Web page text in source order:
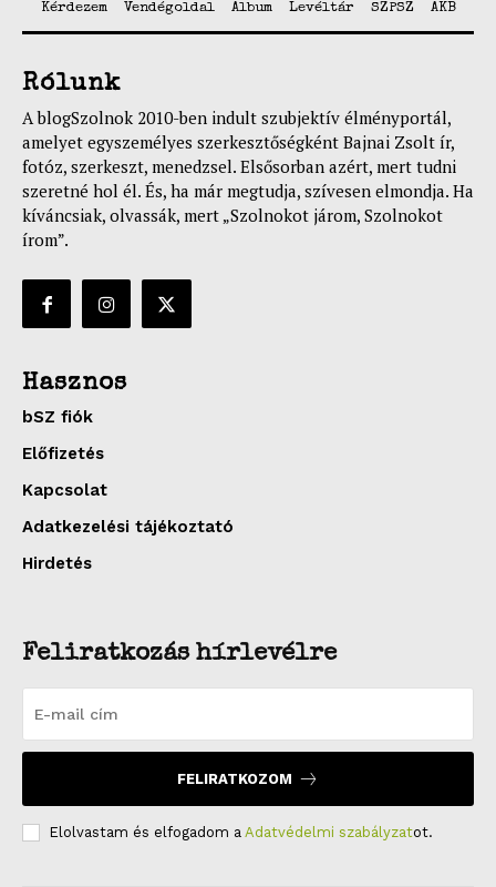
Kérdezem
Vendégoldal Album Levéltár SZPSZ AKB
Rólunk
A blogSzolnok 2010-ben indult szubjektív élményportál,
amelyet egyszemélyes szerkesztőségként Bajnai Zsolt ír,
fotóz, szerkeszt, menedzsel. Elsősorban azért, mert tudni
szeretné hol él. És, ha már megtudja, szívesen elmondja. Ha
kíváncsiak, olvassák, mert „Szolnokot járom, Szolnokot
írom”.
Hasznos
bSZ fiók
Előfizetés
Kapcsolat
Adatkezelési tájékoztató
Hirdetés
Feliratkozás hírlevélre
FELIRATKOZOM
Elolvastam és elfogadom a Adatvédelmi szabályzatot.